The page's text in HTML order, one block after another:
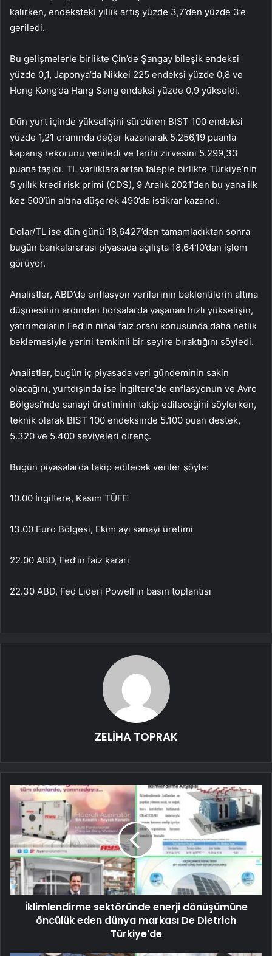
kalırken, endeksteki yıllık artış yüzde 3,7’den yüzde 3’e
geriledi.
Bu gelişmelerle birlikte Çin’de Şangay bileşik endeksi
yüzde 0,1, Japonya’da Nikkei 225 endeksi yüzde 0,8 ve
Hong Kong’da Hang Seng endeksi yüzde 0,9 yükseldi.
Dün yurt içinde yükselişini sürdüren BIST 100 endeksi
yüzde 1,21 oranında değer kazanarak 5.256,19 puanla
kapanış rekorunu yeniledi ve tarihi zirvesini 5.299,33
puana taşıdı. TL varlıklara artan taleple birlikte Türkiye’nin
5 yıllık kredi risk primi (CDS), 9 Aralık 2021’den bu yana ilk
kez 500’ün altına düşerek 490’da istikrar kazandı.
Dolar/TL ise dün günü 18,6427’den tamamladıktan sonra
bugün bankalararası piyasada açılışta 18,6410’dan işlem
görüyor.
Analistler, ABD’de enflasyon verilerinin beklentilerin altına
düşmesinin ardından borsalarda yaşanan hızlı yükselişin,
yatırımcıların Fed’in nihai faiz oranı konusunda daha netlik
beklemesiyle yerini temkinli bir seyire bıraktığını söyledi.
Analistler, bugün iç piyasada veri gündeminin sakin
olacağını, yurtdışında ise İngiltere’de enflasyonun ve Avro
Bölgesi’nde sanayi üretiminin takip edileceğini söylerken,
teknik olarak BIST 100 endeksinde 5.100 puan destek,
5.320 ve 5.400 seviyeleri direnç.
Bugün piyasalarda takip edilecek veriler şöyle:
10.00 İngiltere, Kasım TÜFE
13.00 Euro Bölgesi, Ekim ayı sanayi üretimi
22.00 ABD, Fed’in faiz kararı
22.30 ABD, Fed Lideri Powell’ın basın toplantısı
ZELİHA TOPRAK
İklimlendirme sektöründe enerji dönüşümüne
öncülük eden dünya markası De Dietrich
Türkiye'de